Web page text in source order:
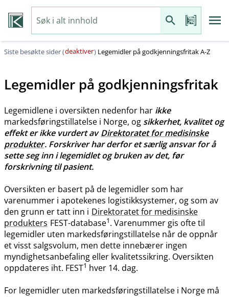
Siste besøkte sider (deaktiver) Legemidler på godkjenningsfritak A-Z
Legemidler på godkjenningsfritak
Legemidlene i oversikten nedenfor har ikke
markedsføringstillatelse i Norge, og sikkerhet, kvalitet og
effekt er ikke vurdert avDirektoratet for medisinske
produkter. Forskriver har derfor et særlig ansvar for å
sette seg inn i legemidlet og bruken av det, før
forskrivning til pasient.
Oversikten er basert på de legemidler som har
varenummer i apotekenes logistikksystemer, og som av
den grunn er tatt inn i Direktoratet for medisinske
produkters FEST-database1. Varenummer gis ofte til
legemidler uten markedsføringstillatelse når de oppnår
et visst salgsvolum, men dette innebærer ingen
myndighetsanbefaling eller kvalitetssikring. Oversikten
oppdateres iht. FEST1 hver 14. dag.
For legemidler uten markedsføringstillatelse i Norge må